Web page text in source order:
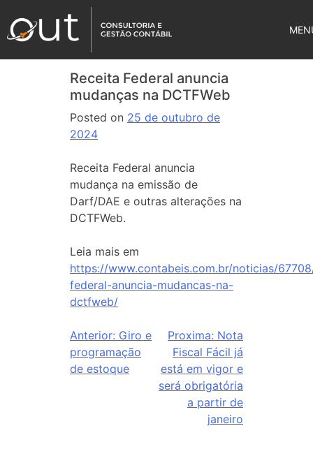
Receita Federal anuncia
mudanças na DCTFWeb
Posted on 25 de outubro de
2024
Receita Federal anuncia
mudança na emissão de
Darf/DAE e outras alterações na
DCTFWeb.
Leia mais em
https://www.contabeis.com.br/noticias/
federal-anuncia-mudancas-na-
dctfweb/
Anterior: Giro e
programação
de estoque
Proxima: Nota
Fiscal Fácil já
está em vigor e
será obrigatória
a partir de
janeiro